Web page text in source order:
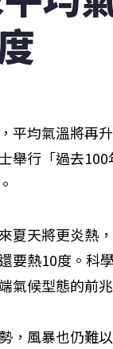
平均氣溫將再
舉行「過去
夏天將更炎熱
要熱10度。科
氣候型態的前兆
，風暴也仍難